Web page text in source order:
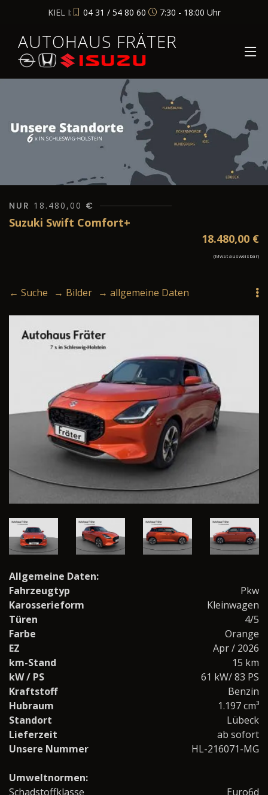
KIEL I: 04 31 / 54 80 60 7:30 - 18:00 Uhr
AUTOHAUS FRÄTER
NUR 18.480,00 €
Suzuki Swift Comfort+
18.480,00 €
(MwSt ausweisbar)
← Suche → Bilder → allgemeine Daten
Allgemeine Daten:
Fahrzeugtyp
Pkw
Karosserieform
Kleinwagen
Türen
4/5
Farbe
Orange
EZ
Apr / 2026
km-Stand
15 km
kW / PS
61 kW/ 83 PS
Kraftstoff
Benzin
Hubraum
1.197 cm³
Standort
Lübeck
Lieferzeit
ab sofort
Unsere Nummer
HL-216071-MG
Umweltnormen:
Schadstoffklasse
Euro6d